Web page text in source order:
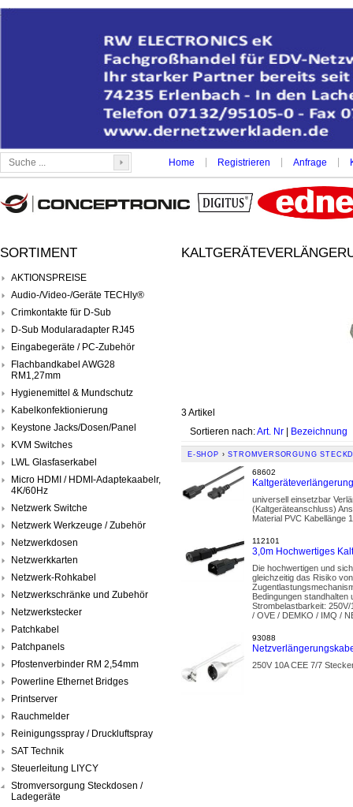
Home Registrieren Anfrage
SORTIMENT
AKTIONSPREISE
Audio-/Video-/Geräte TECHly®
Crimkontakte für D-Sub
D-Sub Modularadapter RJ45
Eingabegeräte / PC-Zubehör
Flachbandkabel AWG28
RM1,27mm
Hygienemittel & Mundschutz
Kabelkonfektionierung
Keystone Jacks/Dosen/Panel
KVM Switches
LWL Glasfaserkabel
Micro HDMI / HDMI-Adaptekaabelr,
4K/60Hz
Netzwerk Switche
Netzwerk Werkzeuge / Zubehör
Netzwerkdosen
Netzwerkkarten
Netzwerk-Rohkabel
Netzwerkschränke und Zubehör
Netzwerkstecker
Patchkabel
Patchpanels
Pfostenverbinder RM 2,54mm
Powerline Ethernet Bridges
Printserver
Rauchmelder
Reinigungsspray / Druckluftspray
SAT Technik
Steuerleitung LIYCY
Stromversorgung Steckdosen /
Ladegeräte
3 Artikel
Sortieren nach:Art. Nr | Bezeichnung
E-SHOP › STROMVERSORGUNG
68602
universell einsetzbar
(Kaltgeräteanschluss)
Material PVC Kabellänge
112101
3,0m Hochwertiges
Die hochwertigen und
gleichzeitig das Risiko
Bedingungen
Strombelastbarkeit:
/ OVE / DEMKO / IMQ /
93088
250V 10A CEE 7/7